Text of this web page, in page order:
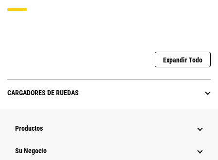
Expandir Todo
CARGADORES DE RUEDAS
Productos
Su Negocio